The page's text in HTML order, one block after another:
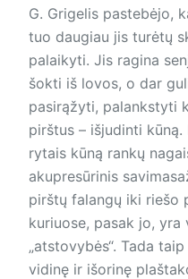
G. Grigelis pastebėjo,
tuo daugiau jis turėtų
palaikyti. Jis ragina
šokti iš lovos, o dar
pasirąžyti, palankstyti
pirštus – išjudinti
rytais kūną rankų
akupresūrinis
pirštų falangų iki riešo
kuriuose, pasak jo, yra
„atstovybės“. Tada
vidinę ir išorinę